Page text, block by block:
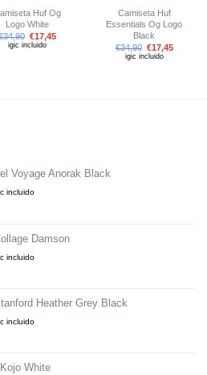
Huf Og
Logo White
34,90 €17,45
igic incluido
Camiseta Huf
Essentials Og Logo
Black
€34,90 €17,45
igic incluido
Voyage Anorak Black
incluido
Damson
incluido
Heather Grey Black
incluido
White